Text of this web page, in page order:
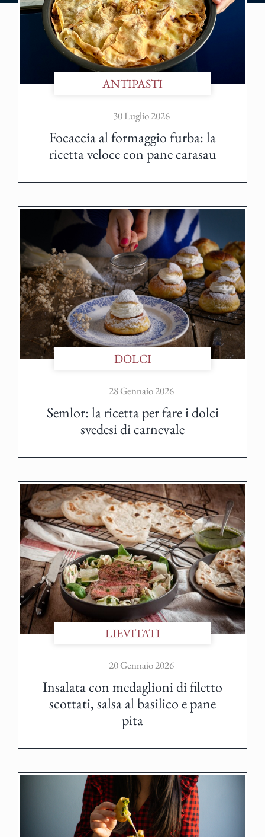
ANTIPASTI
30 Luglio 2026
Focaccia al formaggio furba: la
ricetta veloce con pane carasau
DOLCI
28 Gennaio 2026
Semlor: la ricetta per fare i dolci
svedesi di carnevale
LIEVITATI
20 Gennaio 2026
Insalata con medaglioni di filetto
scottati, salsa al basilico e pane
pita